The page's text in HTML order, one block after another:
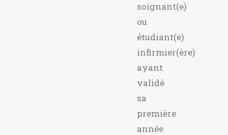
soignant(e)
ou
étudiant(e)
infirmier(ère)
ayant
validé
sa
première
année